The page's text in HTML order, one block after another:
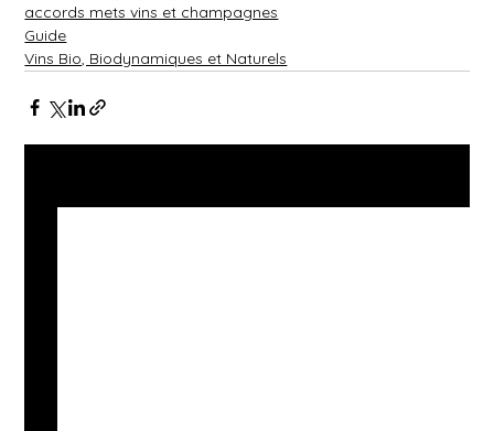
accords mets vins et champagnes
Guide
Vins Bio, Biodynamiques et Naturels